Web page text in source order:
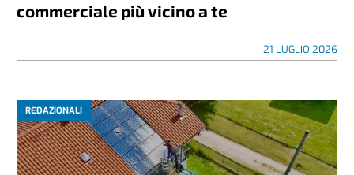
commerciale più vicino a te
21 LUGLIO 2026
REDAZIONALI